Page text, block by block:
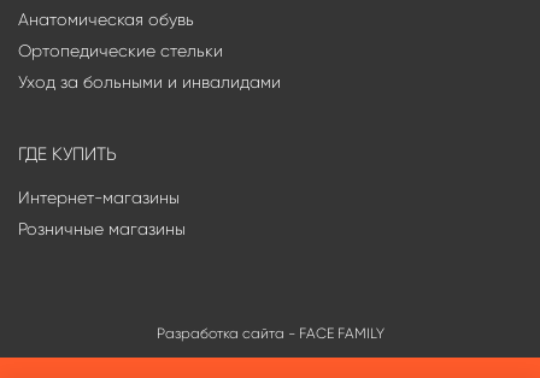
Анатомическая обувь
Ортопедические стельки
Уход за больными и инвалидами
ГДЕ КУПИТЬ
Интернет-магазины
Розничные магазины
Разработка сайта - FACE FAMILY